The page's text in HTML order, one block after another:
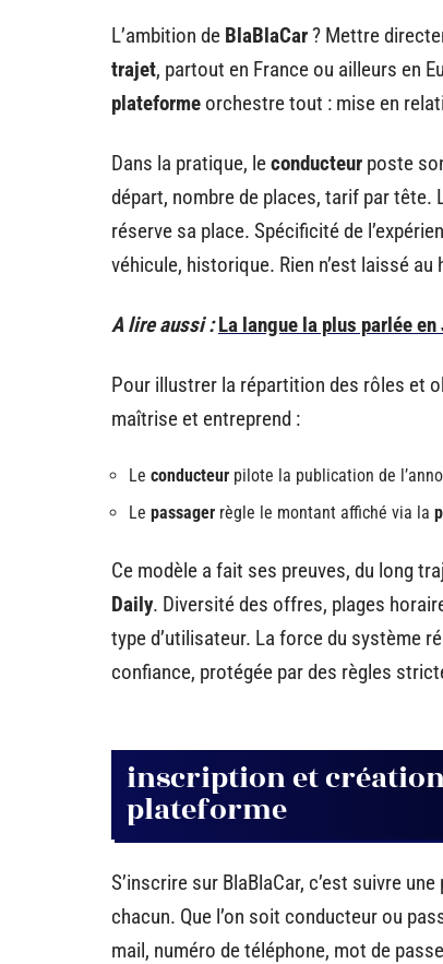
L’ambition de BlaBlaCar? Mettre
trajet, partout en France ou ailleurs en
plateforme orchestre tout : mise en
Dans la pratique, leconducteur poste
départ, nombre de places, tarif par tête.
réserve sa place. Spécificité de
véhicule, historique. Rien n’est laissé
A lire aussi : La langue la plus parlée
Pour illustrer la répartition des rôles et
maîtrise et entreprend :
Le conducteur pilote la publication de
Le passager règle le montant affiché via la
Ce modèle a fait ses preuves, du long
Daily. Diversité des offres, plages
type d’utilisateur. La force du système
confiance, protégée par des règles
inscription et
plateforme
S’inscrire sur BlaBlaCar, c’est suivre
chacun. Que l’on soit conducteur ou
mail, numéro de téléphone, mot de